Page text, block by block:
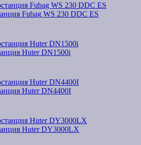
Fubag WS 230 DDC ES
Huter DN1500i
Huter DN4400I
Huter DY3000LX